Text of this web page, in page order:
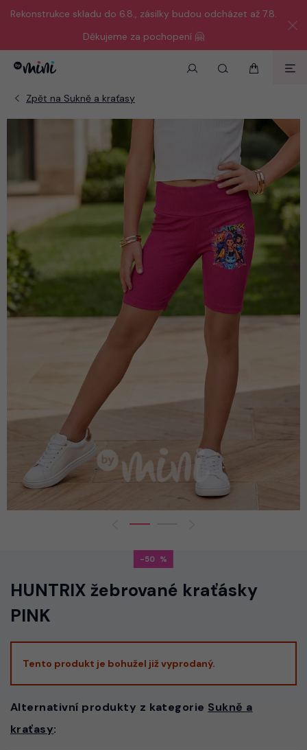
Rekonstrukce skladu do 6.8., zásilky budou odcházet až 7.8.
Děkujeme za pochopení 🤗
-50
HUNTRIX žebrované kraťásky
PINK
Tento produkt je bohužel již vyprodaný.
Alternativní produkty z kategorie Sukně a
kraťasy: